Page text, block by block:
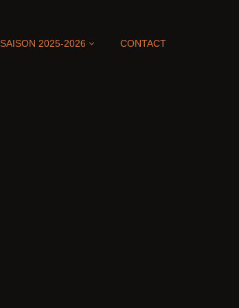
SAISON 2025-2026 CONTACT